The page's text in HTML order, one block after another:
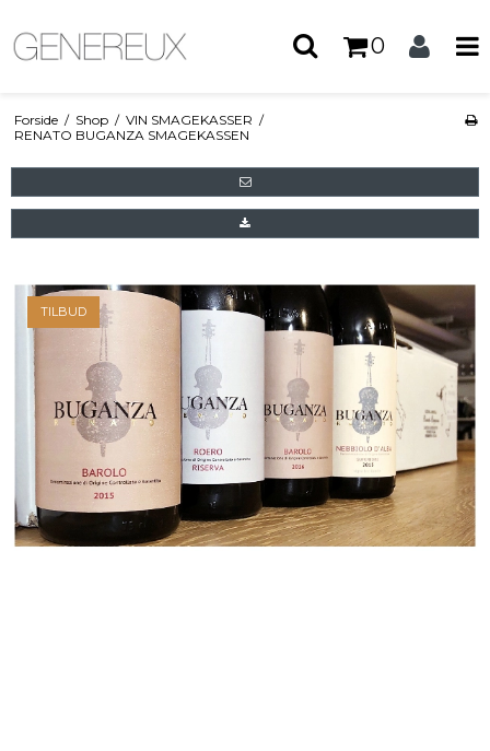
0
Forside / Shop / VIN SMAGEKASSER /
RENATO BUGANZA SMAGEKASSEN
TILBUD